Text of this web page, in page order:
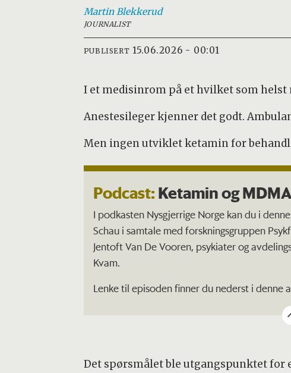
Martin Blekkerud
JOURNALIST
PUBLISERT 15.06.2026 - 00:01
I et medisinrom på et hvilket som helst
Anestesileger kjenner det godt.
Men ingen utviklet ketamin for
Podcast: Ketamin og
I podkasten Nysgjerrige Norge kan du i
Schau i samtale med forskningsgruppen
Jentoft Van De Vooren, psykiater og
Kvam.
Lenke til episoden finner du nederst i denne
Det spørsmålet ble utgangspunktet